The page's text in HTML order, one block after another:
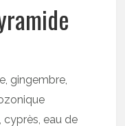
gingembre,
cyprès, eau de